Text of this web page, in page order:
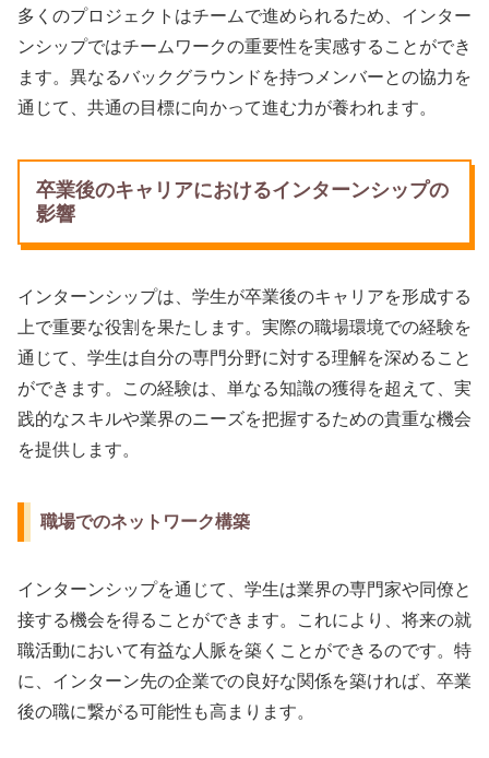
多くのプロジェクトはチームで進められるため、インター
ンシップではチームワークの重要性を実感することができ
ます。異なるバックグラウンドを持つメンバーとの協力を
通じて、共通の目標に向かって進む力が養われます。
卒業後のキャリアにおけるインターンシップの
影響
インターンシップは、学生が卒業後のキャリアを形成する
上で重要な役割を果たします。実際の職場環境での経験を
通じて、学生は自分の専門分野に対する理解を深めること
ができます。この経験は、単なる知識の獲得を超えて、実
践的なスキルや業界のニーズを把握するための貴重な機会
を提供します。
職場でのネットワーク構築
インターンシップを通じて、学生は業界の専門家や同僚と
接する機会を得ることができます。これにより、将来の就
職活動において有益な人脈を築くことができるのです。特
に、インターン先の企業での良好な関係を築ければ、卒業
後の職に繋がる可能性も高まります。